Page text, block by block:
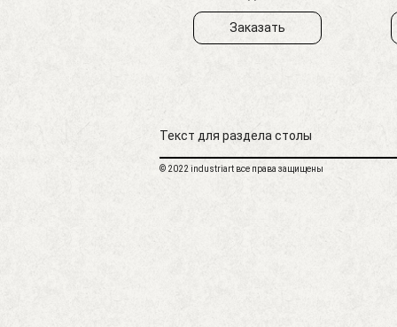
Заказать
Текст для раздела столы
© 2022 industriart все права защищены